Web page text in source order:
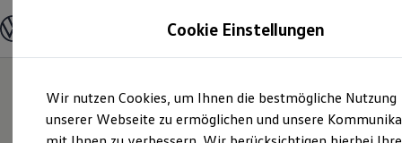
Hauptinhalt
springen
Footer
springen
Modelle und Konfigurator
Modelle vergleichen
Elektroautos
ENERGY Sondermodelle
Nutzfahrzeuge
Cookie Einstellungen
Wir nutzen Cookies, um Ihnen die bestmögliche Nutzung
unserer Webseite zu ermöglichen und unsere